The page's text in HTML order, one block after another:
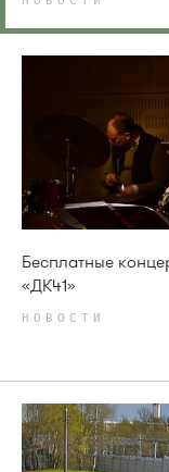
Бесплатные
«ДК41»
НОВОСТИ